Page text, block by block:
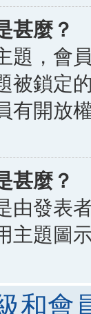
甚麼？
題，會
被鎖定
有開放
甚麼？
由發表
主題圖
和會